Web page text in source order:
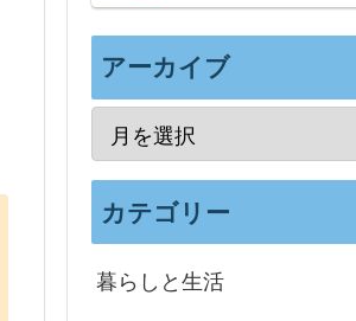
アーカイブ
カテゴリー
暮らしと生活